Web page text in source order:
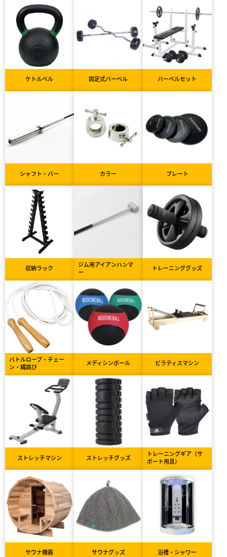
ケトルベル 固定式バーベル バーベルセット
シャフト・バー カラー プレート
収納ラック
ジム用アイアンハンマ
ー
トレーニンググッズ
バトルロープ・チェー
ン・縄跳び
メディシンボール ピラティスマシン
ストレッチマシン ストレッチグッズ
トレーニングギア（サ
ポート用具）
サウナ機器 サウナグッズ 浴槽・シャワー